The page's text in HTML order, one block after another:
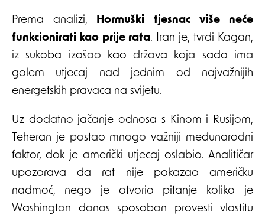
Prema analizi, Hormuški tjesnac više neće
funkcionirati kao prije rata. Iran je, tvrdi Kagan,
iz sukoba izašao kao država koja sada ima
golem utjecaj nad jednim od najvažnijih
energetskih pravaca na svijetu.
Uz dodatno jačanje odnosa s Kinom i Rusijom,
Teheran je postao mnogo važniji međunarodni
faktor, dok je američki utjecaj oslabio. Analitičar
upozorava da rat nije pokazao američku
nadmoć, nego je otvorio pitanje koliko je
Washington danas sposoban provesti vlastitu